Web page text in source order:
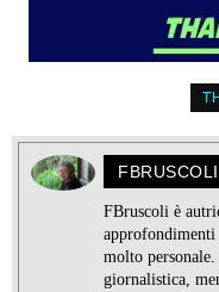
FBRUSCOLI
FBruscoli è
molto
giornalistica,